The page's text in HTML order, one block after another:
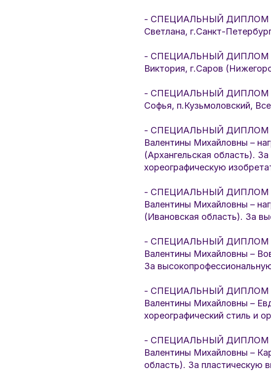
- СПЕЦИАЛЬНЫЙ ДИПЛОМ
Светлана, г.Санкт-
- СПЕЦИАЛЬНЫЙ ДИПЛОМ
Виктория, г.Саров
- СПЕЦИАЛЬНЫЙ ДИПЛОМ
Софья, п.Кузьмоловский,
- СПЕЦИАЛЬНЫЙ ДИПЛОМ от
Валентины Михайловны –
(Архангельская область).
хореографическую
- СПЕЦИАЛЬНЫЙ ДИПЛОМ от
Валентины Михайловны –
(Ивановская область). За
- СПЕЦИАЛЬНЫЙ ДИПЛОМ от
Валентины Михайловны –
За
- СПЕЦИАЛЬНЫЙ ДИПЛОМ от
Валентины Михайловны –
хореографический стиль и
- СПЕЦИАЛЬНЫЙ ДИПЛОМ от
Валентины Михайловны –
область). За пластическую